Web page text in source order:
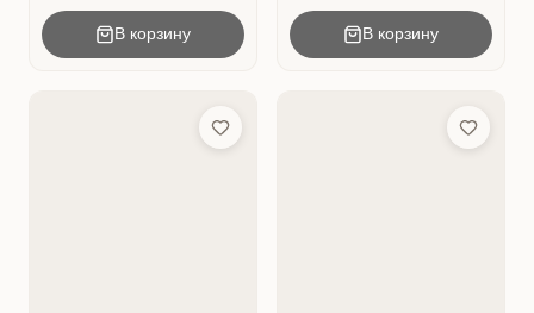
В корзину В корзину
Add to Wish List Add to